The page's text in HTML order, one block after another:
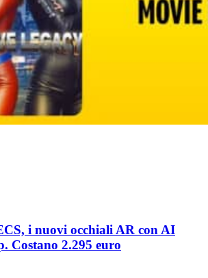
i nuovi occhiali AR con AI
Costano 2.295 euro